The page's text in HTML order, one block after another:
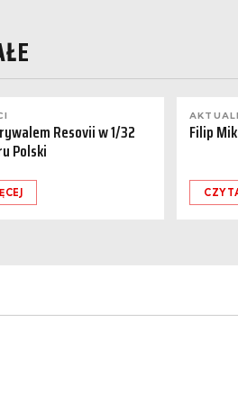
Resovii w 1/32
Polski
Filip